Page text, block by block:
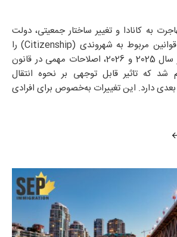
به کانادا و تغییر ساختار جمعیتی، دولت
کانادا به طور دوره‌ای قوانین مربوط به شهروندی (Citizenship) را
به‌روزرسانی می‌کند. در سال 2025 و 2026، اصلاحات مهمی در قانون
شد که تاثیر قابل توجهی بر نحوه انتقال
دارد. این تغییرات به‌خصوص برای افرادی